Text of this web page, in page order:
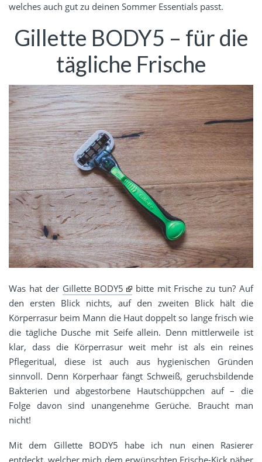
welches auch gut zu deinen Sommer Essentials passt.
Gillette BODY5 – für die
tägliche Frische
Was hat der Gillette BODY5
bitte mit Frische zu tun? Auf
den ersten Blick nichts, auf den zweiten Blick hält die
Körperrasur beim Mann die Haut doppelt so lange frisch wie
die tägliche Dusche mit Seife allein. Denn mittlerweile ist
klar, dass die Körperrasur weit mehr ist als ein reines
Pflegeritual, diese ist auch aus hygienischen Gründen
sinnvoll. Denn Körperhaar fängt Schweiß, geruchsbildende
Bakterien und abgestorbene Hautschüppchen auf – die
Folge davon sind unangenehme Gerüche. Braucht man
nicht!
Mit dem Gillette BODY5 habe ich nun einen Rasierer
entdeckt, welcher mich dem erwünschten Frische-Kick näher